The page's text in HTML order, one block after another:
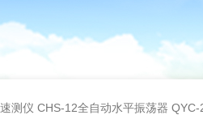
测仪 CHS-12全自动水平振荡器 QYC-